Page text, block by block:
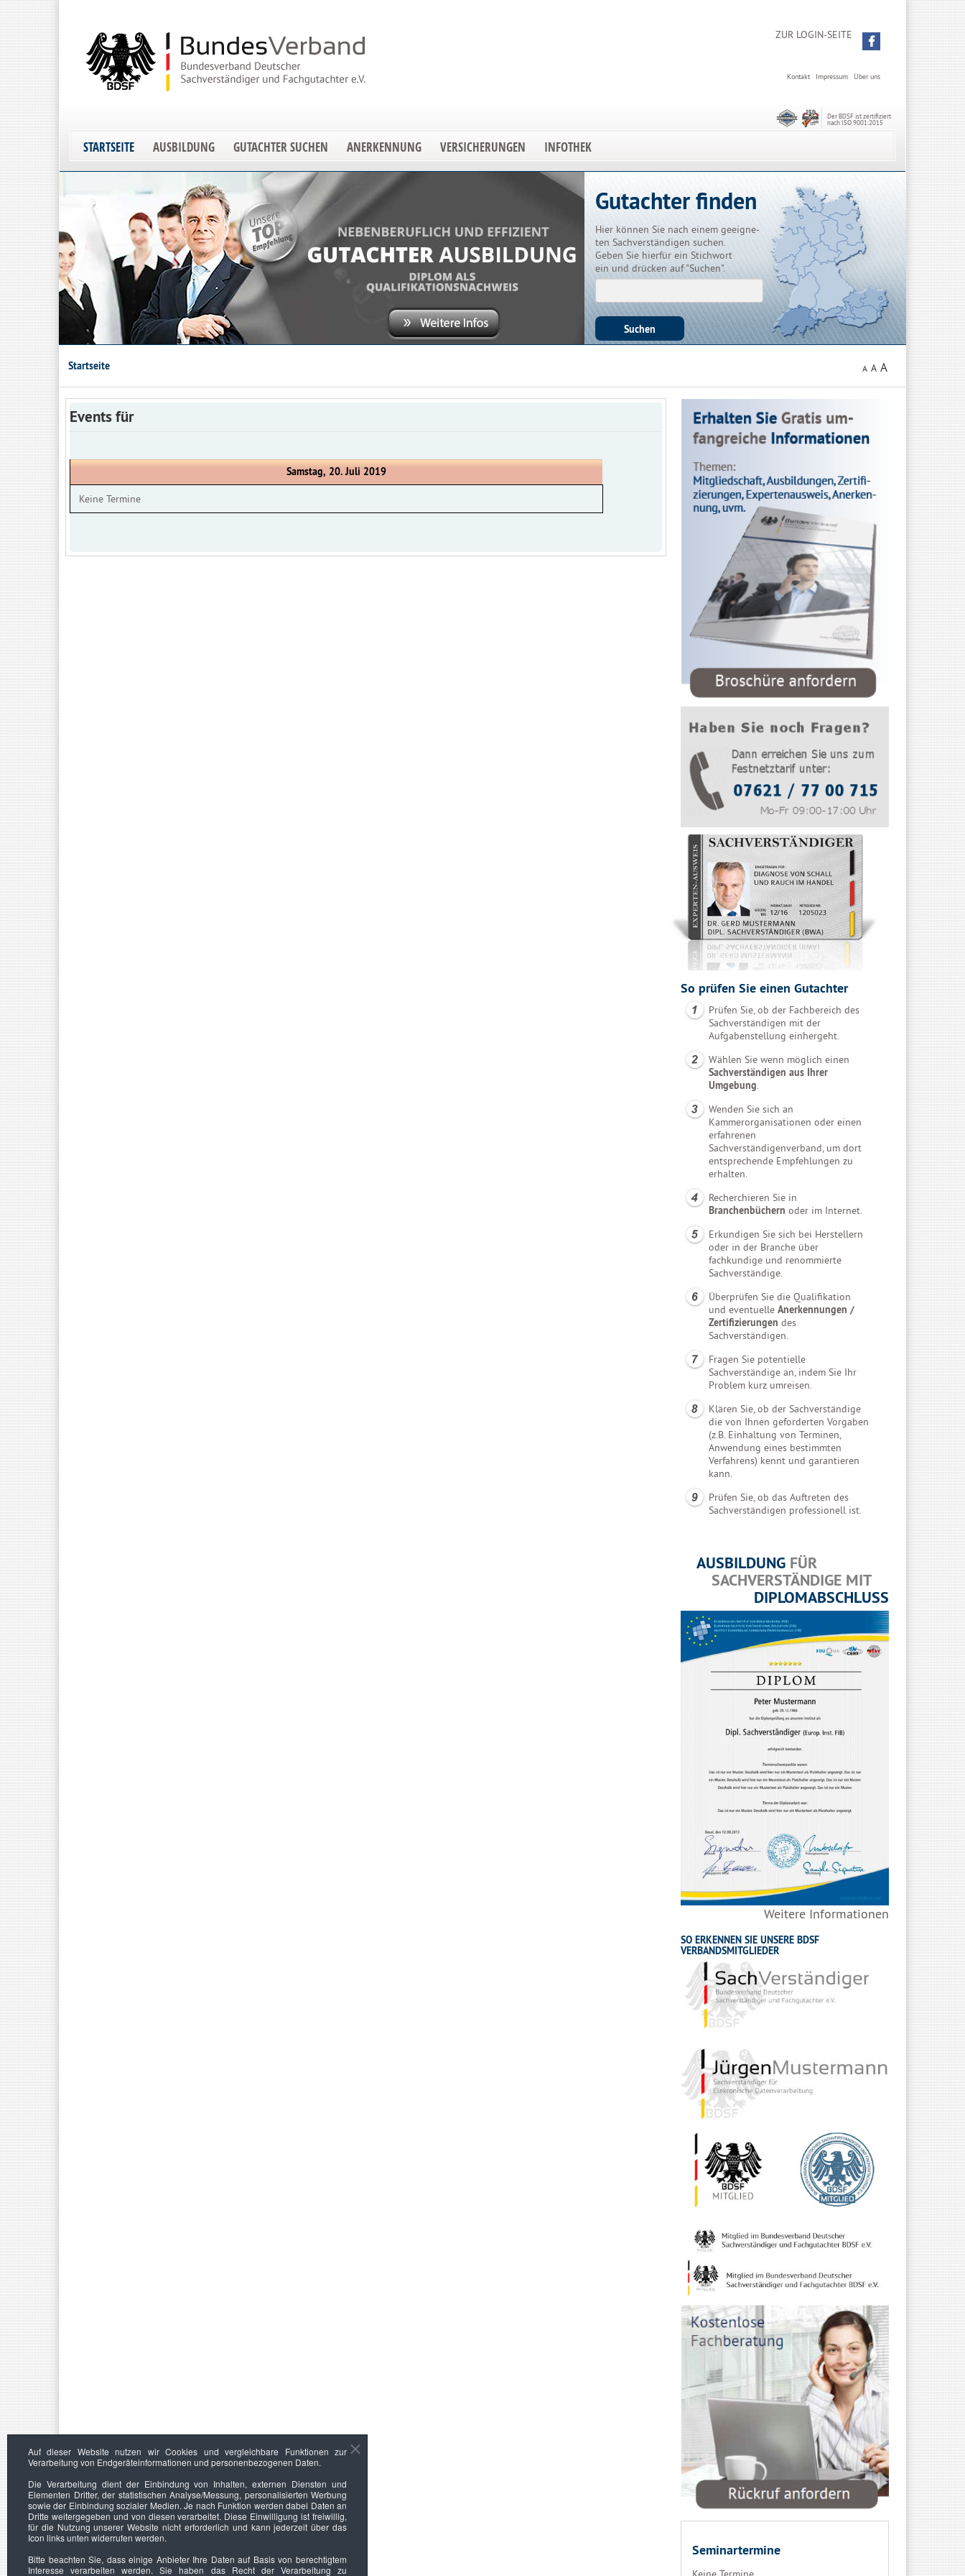
ZUR LOGIN-SEITE
Über uns
Impressum
Kontakt
Der BDSF ist zertifiziert
nach ISO 9001:2015
STARTSEITE AUSBILDUNG GUTACHTER SUCHEN ANERKENNUNG VERSICHERUNGEN INFOTHEK
Gutachter finden
Hier können Sie nach einem geeigne-
ten Sachverständigen suchen.
Geben Sie hierfür ein Stichwort
ein und drücken auf "Suchen".
Startseite A A A
Events für
Samstag, 20. Juli 2019
Keine Termine
So prüfen Sie einen Gutachter
Prüfen Sie, ob der Fachbereich des
Sachverständigen mit der
Aufgabenstellung einhergeht.
Wählen Sie wenn möglich einen
Sachverständigen aus Ihrer
Umgebung.
Wenden Sie sich an
Kammerorganisationen oder einen
erfahrenen
Sachverständigenverband, um dort
entsprechende Empfehlungen zu
erhalten.
Recherchieren Sie in
Branchenbüchern oder im Internet.
Erkundigen Sie sich bei Herstellern
oder in der Branche über
fachkundige und renommierte
Sachverständige.
Überprüfen Sie die Qualifikation
und eventuelle Anerkennungen /
Zertifizierungen des
Sachverständigen.
Fragen Sie potentielle
Sachverständige an, indem Sie Ihr
Problem kurz umreisen.
Klären Sie, ob der Sachverständige
die von Ihnen geforderten Vorgaben
(z.B. Einhaltung von Terminen,
Anwendung eines bestimmten
Verfahrens) kennt und garantieren
kann.
Prüfen Sie, ob das Auftreten des
Sachverständigen professionell ist.
AUSBILDUNG FÜR
SACHVERSTÄNDIGE MIT
DIPLOMABSCHLUSS
Weitere Informationen
SO ERKENNEN SIE UNSERE BDSF
VERBANDSMITGLIEDER
Seminartermine
Auf dieser Website nutzen wir Cookies und vergleichbare Funktionen zur
Verarbeitung von Endgeräteinformationen und personenbezogenen Daten.
Die Verarbeitung dient der Einbindung von Inhalten, externen Diensten und
Elementen Dritter, der statistischen Analyse/Messung, personalisierten Werbung
sowie der Einbindung sozialer Medien. Je nach Funktion werden dabei Daten an
Dritte weitergegeben und von diesen verarbeitet. Diese Einwilligung ist freiwillig,
für die Nutzung unserer Website nicht erforderlich und kann jederzeit über das
Icon links unten widerrufen werden.
Bitte beachten Sie, dass einige Anbieter Ihre Daten auf Basis von berechtigtem
Interesse verarbeiten werden. Sie haben das Recht der Verarbeitung zu